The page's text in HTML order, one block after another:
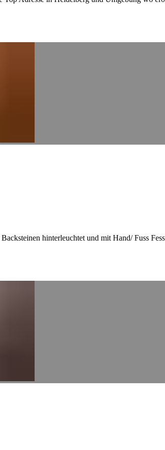
hinterleuchtet und mit Hand/ Fuss